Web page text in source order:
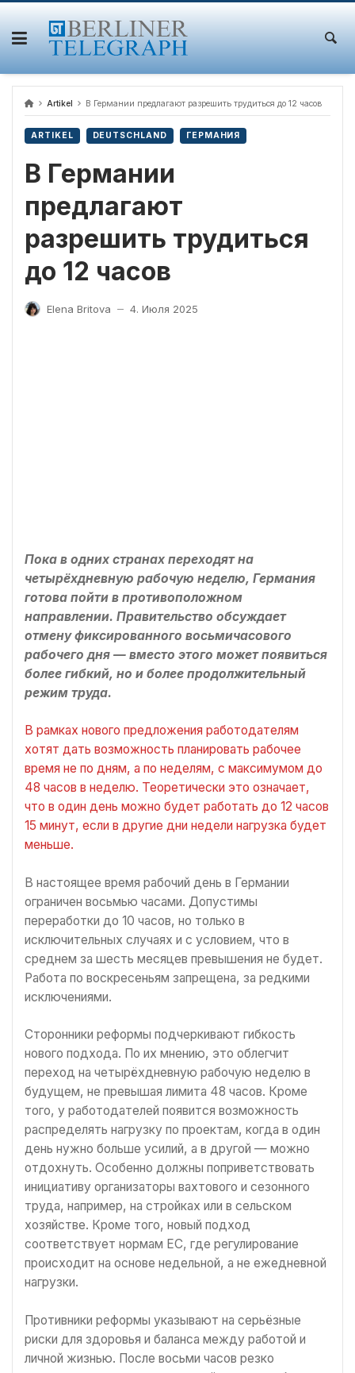
Skip
content
Artikel В Германии предлагают разрешить трудиться до 12 часов
ARTIKEL DEUTSCHLAND ГЕРМАНИЯ
В Германии
предлагают
разрешить трудиться
до 12 часов
Elena Britova — 4. Июля 2025
Пока в одних странах переходят на
четырёхдневную рабочую неделю, Германия
готова пойти в противоположном
направлении. Правительство обсуждает
отмену фиксированного восьмичасового
рабочего дня — вместо этого может появиться
более гибкий, но и более продолжительный
режим труда.
В рамках нового предложения работодателям
хотят дать возможность планировать рабочее
время не по дням, а по неделям, с максимумом до
48 часов в неделю. Теоретически это означает,
что в один день можно будет работать до 12 часов
15 минут, если в другие дни недели нагрузка будет
меньше.
В настоящее время рабочий день в Германии
ограничен восьмью часами. Допустимы
переработки до 10 часов, но только в
исключительных случаях и с условием, что в
среднем за шесть месяцев превышения не будет.
Работа по воскресеньям запрещена, за редкими
исключениями.
Сторонники реформы подчеркивают гибкость
нового подхода. По их мнению, это облегчит
переход на четырёхдневную рабочую неделю в
будущем, не превышая лимита 48 часов. Кроме
того, у работодателей появится возможность
распределять нагрузку по проектам, когда в один
день нужно больше усилий, а в другой — можно
отдохнуть. Особенно должны поприветствовать
инициативу организаторы вахтового и сезонного
труда, например, на стройках или в сельском
хозяйстве. Кроме того, новый подход
соответствует нормам ЕС, где регулирование
происходит на основе недельной, а не ежедневной
нагрузки.
Противники реформы указывают на серьёзные
риски для здоровья и баланса между работой и
личной жизнью. После восьми часов резко